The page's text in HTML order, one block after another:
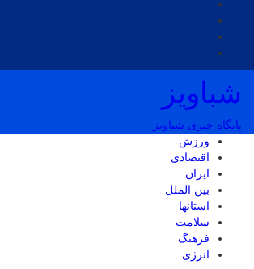
شباویز
پایگاه خبری شباویز
ورزش
اقتصادی
ایران
بین الملل
استانها
سلامت
فرهنگ
انرژی